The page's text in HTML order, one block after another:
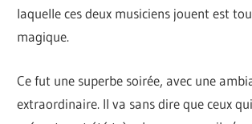
laquelle ces deux musiciens jouent est
magique.
Ce fut une superbe soirée, avec une
extraordinaire. Il va sans dire que ceux